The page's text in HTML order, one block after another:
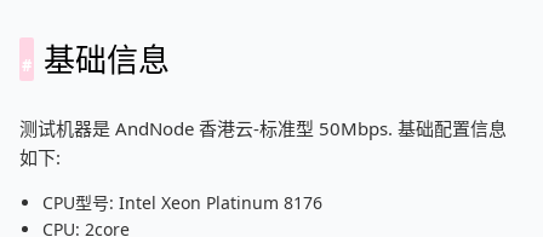
基础信息
测试机器是 AndNode 香港云-标准型 50Mbps. 基础配置信息
如下:
CPU型号: Intel Xeon Platinum 8176
CPU: 2core